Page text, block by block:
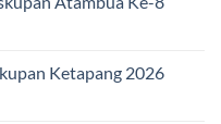
Ketapang 2026